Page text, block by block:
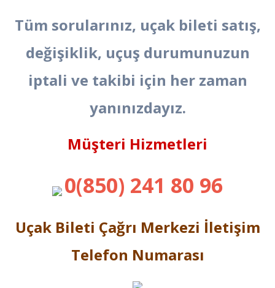
Tüm sorularınız, uçak bileti satış,
değişiklik, uçuş durumunuzun
iptali ve takibi için her zaman
yanınızdayız.
Müşteri Hizmetleri
0(850) 241 80 96
Uçak Bileti Çağrı Merkezi İletişim
Telefon Numarası